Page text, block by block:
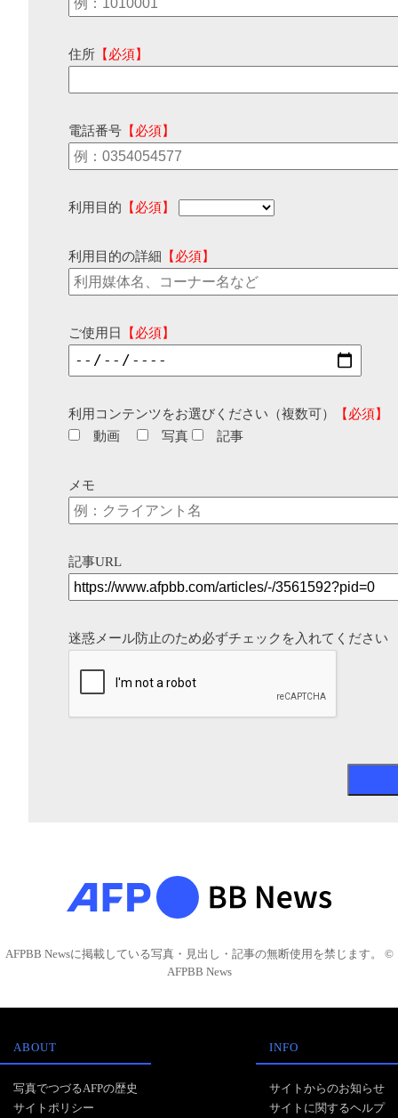
住所 【必須】
電話番号 【必須】
利用目的 【必須】
利用目的の詳細 【必須】
ご使用日 【必須】
利用コンテンツをお選びください（複数可）
【必須】
動画
写真 記事
メモ
記事URL
迷惑メール防止のため必ずチェックを入れてください
AFPBB Newsに掲載している写真・見出し・記事の無断使用を禁じます。 ©
AFPBB News
ABOUT
写真でつづるAFPの歴史
サイトポリシー
INFO
サイトからのお知らせ
サイトに関するヘルプ